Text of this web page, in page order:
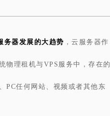
务器发展的大趋势 ，云服务器作
物理租机与VPS服务中，存在的
PC任何网站、视频或者其他东